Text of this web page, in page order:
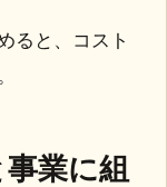
ると、コスト
業に組